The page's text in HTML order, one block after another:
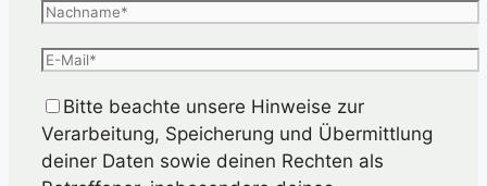
Bitte beachte unsere Hinweise zur
Verarbeitung, Speicherung und Übermittlung
deiner Daten sowie deinen Rechten als